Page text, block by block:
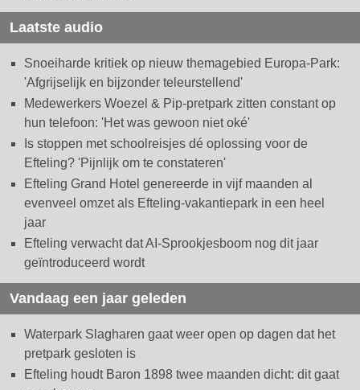
Laatste audio
Snoeiharde kritiek op nieuw themagebied Europa-Park:
'Afgrijselijk en bijzonder teleurstellend'
Medewerkers Woezel & Pip-pretpark zitten constant op
hun telefoon: 'Het was gewoon niet oké'
Is stoppen met schoolreisjes dé oplossing voor de
Efteling? 'Pijnlijk om te constateren'
Efteling Grand Hotel genereerde in vijf maanden al
evenveel omzet als Efteling-vakantiepark in een heel
jaar
Efteling verwacht dat AI-Sprookjesboom nog dit jaar
geïntroduceerd wordt
Vandaag een jaar geleden
Waterpark Slagharen gaat weer open op dagen dat het
pretpark gesloten is
Efteling houdt Baron 1898 twee maanden dicht: dit gaat